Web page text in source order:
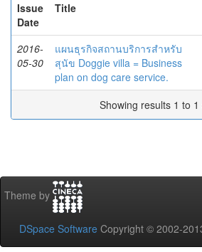
Issue
Date
Title
2016-
05-30
แผนธุรกิจสถานบริการสำหรับ
สุนัข Doggie villa = Business
plan on dog care service.
Showing results 1 to 1
Theme by
DSpace Software Copyright © 2002-